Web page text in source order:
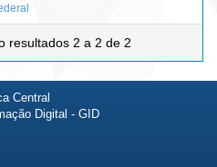
resultados 2 a 2 de 2
Central
Digital - GID